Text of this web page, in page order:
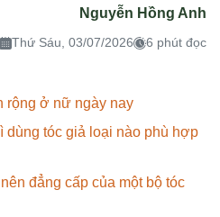
Nguyễn Hồng Anh
Thứ Sáu, 03/07/2026 6 phút đọc
rộng ở nữ ngày nay
dùng tóc giả loại nào phù hợp
đẳng cấp của một bộ tóc